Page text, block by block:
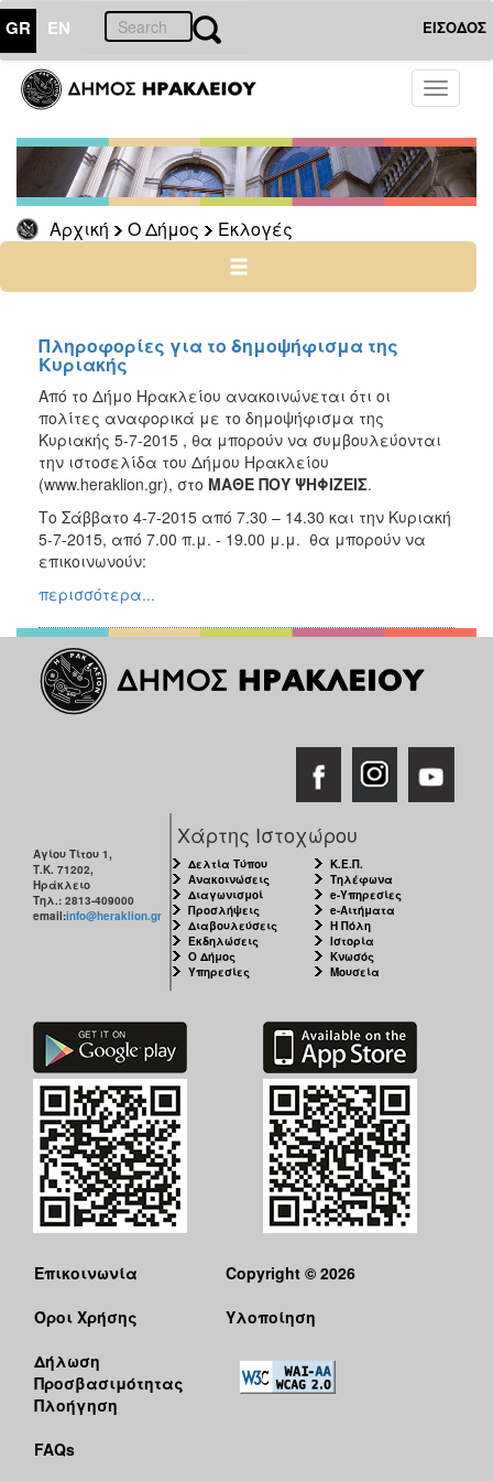
GR EN ΕΙΣΟΔΟΣ
Toggle
Αρχική Ο Δήμος Εκλογές
ΔΗΜΟΣ
Εκλογές
Μάϊος
2024
Οκτώβριος
Μάϊος
2019
Σεπτέμβριος
2015
Δημοψήφισμα
2015
Ιανουάριος
2015
Παλαιότερες
Εκλογές
ΤΟΠΟΣ
Πληροφορίες για τo δημοψήφισμα της
Κυριακής
Από το Δήμο Ηρακλείου ανακοινώνεται ότι οι
πολίτες αναφορικά με το δημοψήφισμα της
Κυριακής 5-7-2015 , θα μπορούν να συμβουλεύονται
την ιστοσελίδα του Δήμου Ηρακλείου
(www.heraklion.gr), στο ΜΑΘΕ ΠΟΥ ΨΗΦΙΖΕΙΣ.
Το Σάββατο 4-7-2015 από 7.30 – 14.30 και την Κυριακή
5-7-2015, από 7.00 π.μ. - 19.00 μ.μ. θα μπορούν να
επικοινωνούν:
περισσότερα...
Αγίου Τίτου 1,
Τ.Κ. 71202,
Ηράκλειο
Τηλ.: 2813-409000
email:info@heraklion.gr
Χάρτης Ιστοχώρου
Δελτία Τύπου
Ανακοινώσεις
Διαγωνισμοί
Προσλήψεις
Διαβουλεύσεις
Εκδηλώσεις
Ο Δήμος
Υπηρεσίες
Κ.Ε.Π.
Τηλέφωνα
e-Υπηρεσίες
e-Αιτήματα
Η Πόλη
Ιστορία
Κνωσός
Μουσεία
Επικοινωνία
Όροι Χρήσης
Δήλωση
Προσβασιμότητας
Πλοήγηση
FAQs
Copyright © 2026
Υλοποίηση